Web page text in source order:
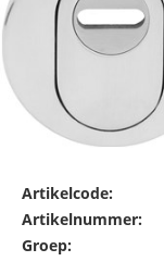
Artikelcode:
Artikelnummer:
Groep: